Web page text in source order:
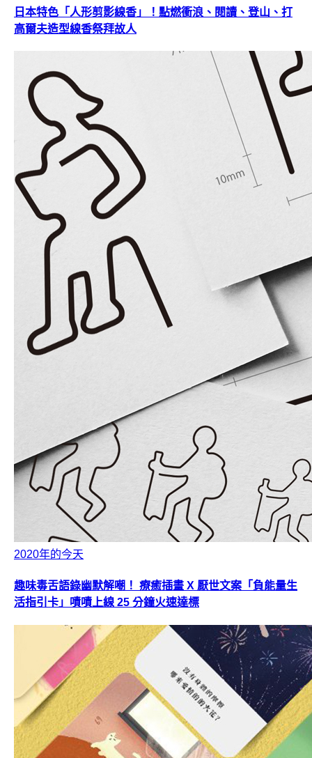
日本特色「人形剪影線香」！點燃衝浪、閱讀、登山、打
高爾夫造型線香祭拜故人
2020年的今天
趣味毒舌語錄幽默解嘲！ 療癒插畫 X 厭世文案「負能量生
活指引卡」嘖嘖上線 25 分鐘火速達標